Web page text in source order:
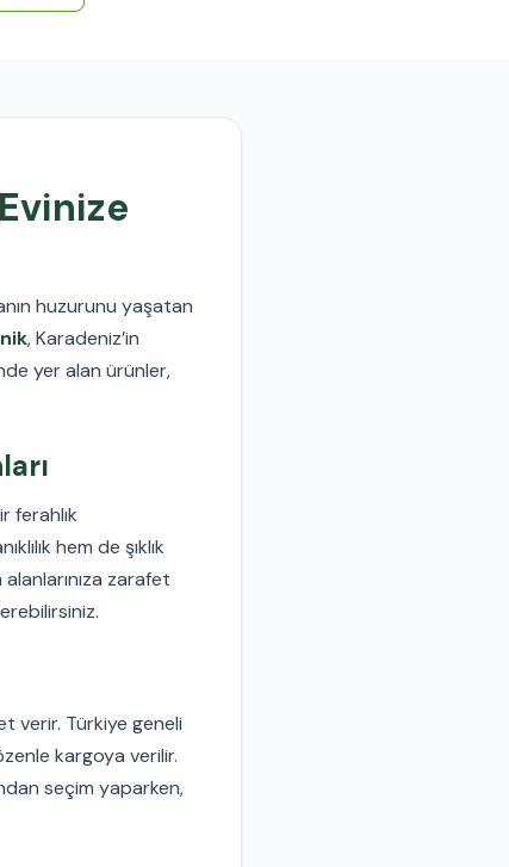
huzurunu yaşatan
, Karadeniz’in
yer alan ürünler,
ferahlık
hem de şıklık
zarafet
verir. Türkiye geneli
kargoya verilir.
seçim yaparken,